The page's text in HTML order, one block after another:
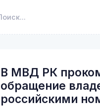
В МВД РК
обращение
российскими